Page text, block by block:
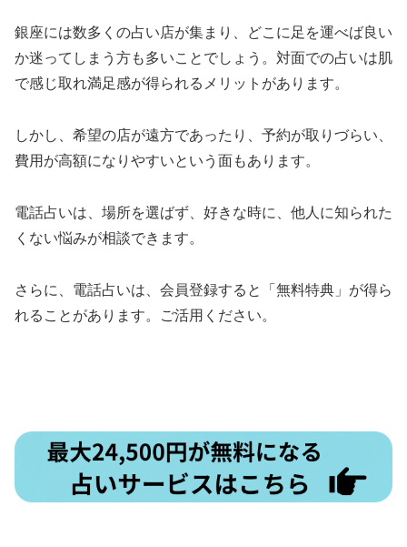
銀座には数多くの占い店が集まり、どこに足を運べば良い
か迷ってしまう方も多いことでしょう。対面での占いは肌
で感じ取れ満足感が得られるメリットがあります。
しかし、希望の店が遠方であったり、予約が取りづらい、
費用が高額になりやすいという面もあります。
電話占いは、場所を選ばず、好きな時に、他人に知られた
くない悩みが相談できます。
さらに、電話占いは、会員登録すると「無料特典」が得ら
れることがあります。ご活用ください。